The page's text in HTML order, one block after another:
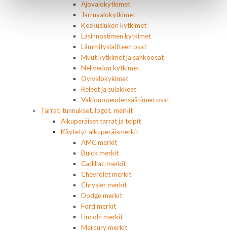
Ajovalokytkimet
Jarruvalokytkimet
Keskuslukon kytkimet
Lasinnostimen kytkimet
Lämmityslaitteen osat
Muut kytkimet ja sähköosat
Nelivedon kytkimet
Ovivalokykimet
Releet ja sulakkeet
Vakionopeudensäätimen osat
Tarrat, tunnukset, logot, merkit
Alkuperäiset tarrat ja teipit
Käytetyt alkuperäismerkit
AMC merkit
Buick merkit
Cadillac merkit
Chevrolet merkit
Chrysler merkit
Dodge merkit
Ford merkit
Lincoln merkit
Mercury merkit